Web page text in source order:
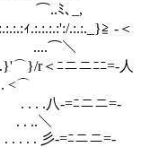
⌒..ﾐ､_,
.:.:._}≧ -＜
....⌒＼
＜ﾆニニﾆﾆ=-人
<⌒
-=ﾆニニ=-
. ..＼
-=ﾆニニ=-